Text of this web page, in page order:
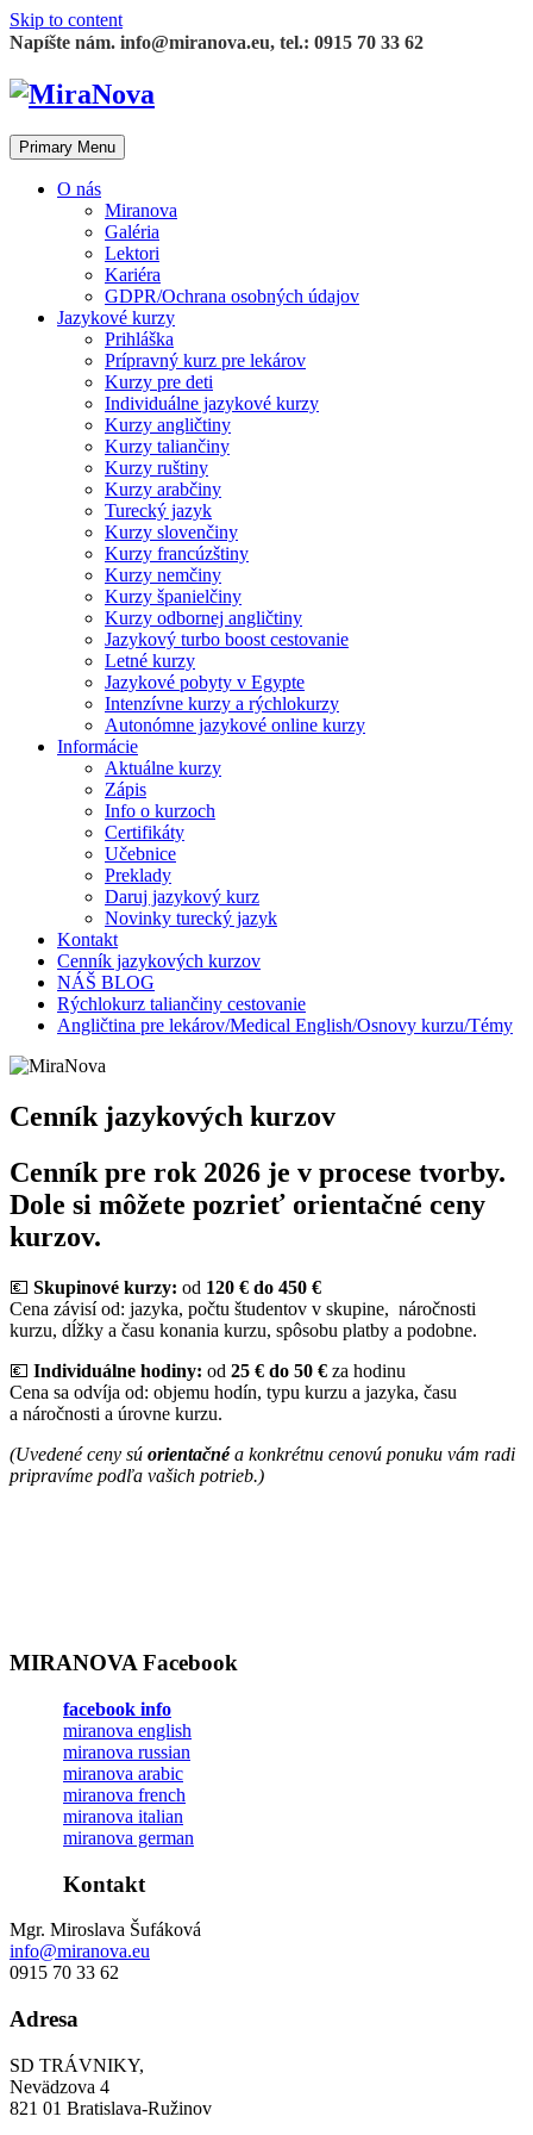
Skip to content
Napíšte nám. info@miranova.eu, tel.: 0915 70 33 62
Primary Menu
O nás
Miranova
Galéria
Lektori
Kariéra
GDPR/Ochrana osobných údajov
Jazykové kurzy
Prihláška
Prípravný kurz pre lekárov
Kurzy pre deti
Individuálne jazykové kurzy
Kurzy angličtiny
Kurzy taliančiny
Kurzy ruštiny
Kurzy arabčiny
Turecký jazyk
Kurzy slovenčiny
Kurzy francúzštiny
Kurzy nemčiny
Kurzy španielčiny
Kurzy odbornej angličtiny
Jazykový turbo boost cestovanie
Letné kurzy
Jazykové pobyty v Egypte
Intenzívne kurzy a rýchlokurzy
Autonómne jazykové online kurzy
Informácie
Aktuálne kurzy
Zápis
Info o kurzoch
Certifikáty
Učebnice
Preklady
Daruj jazykový kurz
Novinky turecký jazyk
Kontakt
Cenník jazykových kurzov
NÁŠ BLOG
Rýchlokurz taliančiny cestovanie
Angličtina pre lekárov/Medical English/Osnovy kurzu/Témy
Cenník jazykových kurzov
Cenník pre rok 2026 je v procese tvorby.
Dole si môžete pozrieť orientačné ceny
kurzov.
💶 Skupinové kurzy: od 120 € do 450 €
Cena závisí od: jazyka, počtu študentov v skupine, náročnosti
kurzu, dĺžky a času konania kurzu, spôsobu platby a podobne.
💶 Individuálne hodiny: od 25 € do 50 € za hodinu
Cena sa odvíja od: objemu hodín, typu kurzu a jazyka, času
a náročnosti a úrovne kurzu.
(Uvedené ceny sú orientačnéa konkrétnu cenovú ponuku vám radi
pripravíme podľa vašich potrieb.)
MIRANOVA Facebook
facebook info
miranova english
miranova russian
miranova arabic
miranova french
miranova italian
miranova german
Kontakt
Mgr. Miroslava Šufáková
info@miranova.eu
0915 70 33 62
Adresa
SD TRÁVNIKY,
Nevädzova 4
821 01 Bratislava-Ružinov